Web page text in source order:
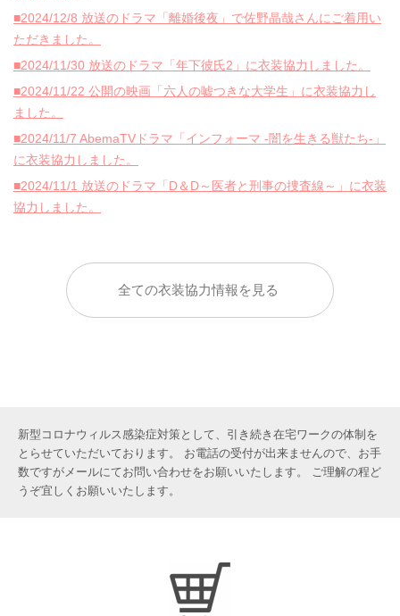
■2024/12/8 放送のドラマ「離婚後夜」で佐野晶哉さんにご着用い
ただきました。
■2024/11/30 放送のドラマ「年下彼氏2」に衣装協力しました。
■2024/11/22 公開の映画「六人の嘘つきな大学生」に衣装協力し
ました。
■2024/11/7 AbemaTVドラマ「インフォーマ -闇を生きる獣たち-」
に衣装協力しました。
■2024/11/1 放送のドラマ「D＆D～医者と刑事の捜査線～」に衣装
協力しました。
全ての衣装協力情報を見る
新型コロナウィルス感染症対策として、引き続き在宅ワークの体制を
とらせていただいております。 お電話の受付が出来ませんので、お手
数ですがメールにてお問い合わせをお願いいたします。 ご理解の程ど
うぞ宜しくお願いいたします。